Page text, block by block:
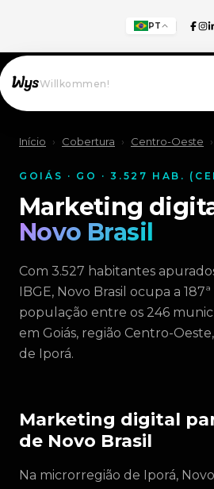
PT
Willkommen!
Início › Cobertura › Centro-Oeste ›
GOIÁS · GO · 3.527 HAB.
Marketing
Novo Brasil
Com 3.527 habitantes
IBGE, Novo Brasil ocupa a
população entre os 246
em Goiás, região Centro-
de Iporá.
Marketing digital
de Novo Brasil
Na microrregião de Iporá,